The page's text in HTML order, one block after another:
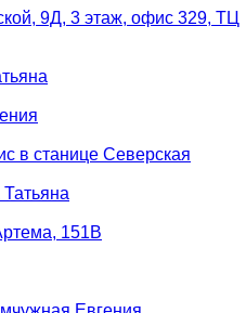
9Д, 3 этаж, офис 329, ТЦ
в станице Северская
151В